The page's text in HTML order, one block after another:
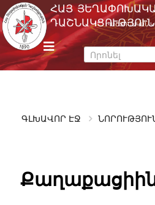
Skip
to
content
m
e
n
u
ՀԱՅ
ԴԱՇՆԱԿՑՈՒԹՅՈՒՆ
ՊԱՇՏՈՆԱԿԱՆ
ԳԼԽԱՎՈՐ ԷՋ
Քաղաքացիին